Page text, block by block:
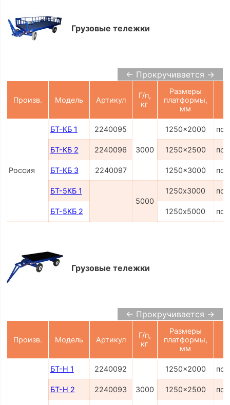
Грузовые тележки
← Прокручивается →
Произв. Модель Артикул
Г/п,
кг
Размеры
платформы,
мм
Россия
БТ-КБ 1 2240095
3000
1250x2000 по
БТ-КБ 2 2240096 1250x2500 по
БТ-КБ 3 2240097 1250x3000 по
БТ-5КБ 1
5000
1250х3000 по
БТ-5КБ 2 1250х5000 по
Грузовые тележки
← Прокручивается →
Произв. Модель Артикул
Г/п,
кг
Размеры
платформы,
мм
БТ-Н 1 2240092
3000
1250x2000 по
БТ-Н 2 2240093 1250x2500 по